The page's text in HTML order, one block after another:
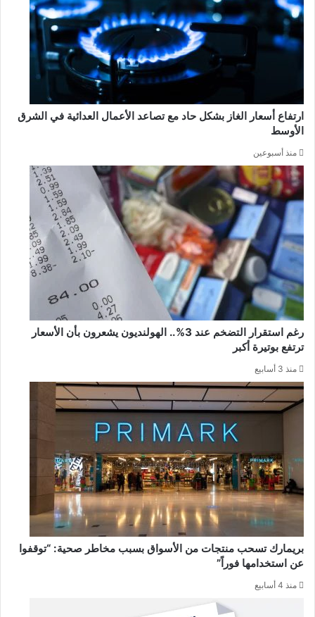
ارتفاع أسعار الغاز بشكل حاد مع تصاعد الأعمال العدائية في الشرق
الأوسط
منذ أسبوعين
رغم استقرار التضخم عند 3%.. الهولنديون يشعرون بأن الأسعار
ترتفع بوتيرة أكبر
منذ 3 أسابيع
بريمارك تسحب منتجات من الأسواق بسبب مخاطر صحية: “توقفوا
عن استخدامها فوراً”
منذ 4 أسابيع